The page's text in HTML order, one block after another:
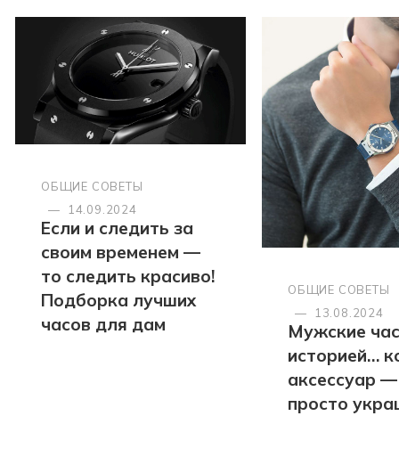
ОБЩИЕ СОВЕТЫ
—
14.09.2024
Если и следить за
своим временем —
то следить красиво!
Подборка лучших
часов для дам
ОБЩИЕ СОВЕТЫ
—
13.08.2024
Мужские
историей…
аксессуар
просто